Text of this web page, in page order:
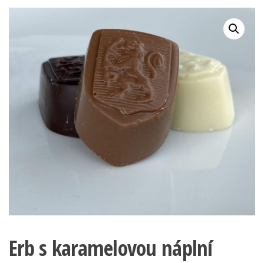
Erb s karamelovou náplní